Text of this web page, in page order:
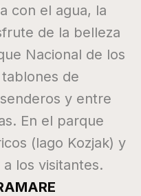
con el agua, la
de la belleza
Nacional de los
de
y entre
En el parque
(lago Kozjak) y
los visitantes.